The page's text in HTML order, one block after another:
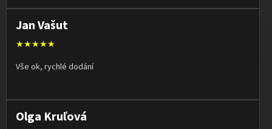
Jan Vašut
★★★★★
Vše ok, rychlé dodání
Olga Kruľová